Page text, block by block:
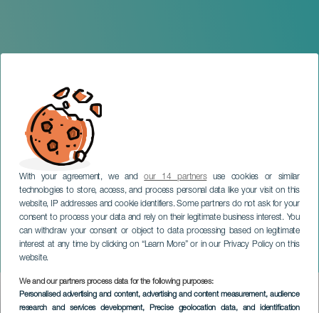
With your agreement, we andour 14 partnersuse cookies or similar
technologies to store, access, and process personal data like your visit on this
website, IP addresses and cookie identifiers. Some partners do not ask for your
consent to process your data and rely on their legitimate business interest. You
can withdraw your consent or object to data processing based on legitimate
interest at any time by clicking on “Learn More” or in our Privacy Policy on this
website.
We and our partners process data for the following purposes:
Personalised advertising and content, advertising and content measurement, audience
research and services development, Precise geolocation data, and identification
Delaporte en concierto
TENERIFE
Imagen
Listado